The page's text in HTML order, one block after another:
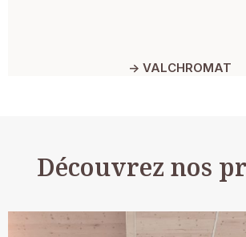
-> VALCHROMAT
Découvrez nos